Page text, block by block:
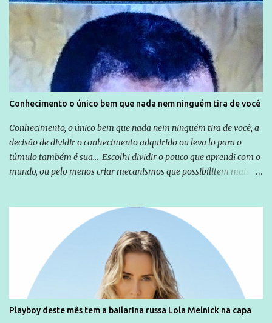
Globo manteve com o Grupo Odebrecht, citada na delação de
Emílio Odebrecht. Lula sempre atuou para promover o Brasil no
exterior, e não para promover determinadas empresas ou
empresários" Assina a nota o advogado Cristiano Zanin Martins
Conhecimento o único bem que nada nem ninguém tira de você
Conhecimento, o único bem que nada nem ninguém tira de você, a
decisão de dividir o conhecimento adquirido ou leva lo para o
túmulo também é sua... Escolhi dividir o pouco que aprendi com o
mundo, ou pelo menos criar mecanismos que possibilitem mais e
empreendedor da comunicação, que além de informação
cotidiana, corriqueira e cada vez mais preocupantes, do tipo que
você já esta acostumado a ver neste espaço, vou trabalhar a ideia
que possibilite distribuir não só informações, mas que gere de
forma consistente a riqueza do conhecimento... Exemplo: o
cidadão brasileiro não precisa só ser informado sobre operações
da Lava Jato, Reformas que podem retirar ou não direitos, ou
quem vai ser preso ou não; é preciso levar até as pessoas, do mais
Playboy deste mês tem a bailarina russa Lola Melnick na capa